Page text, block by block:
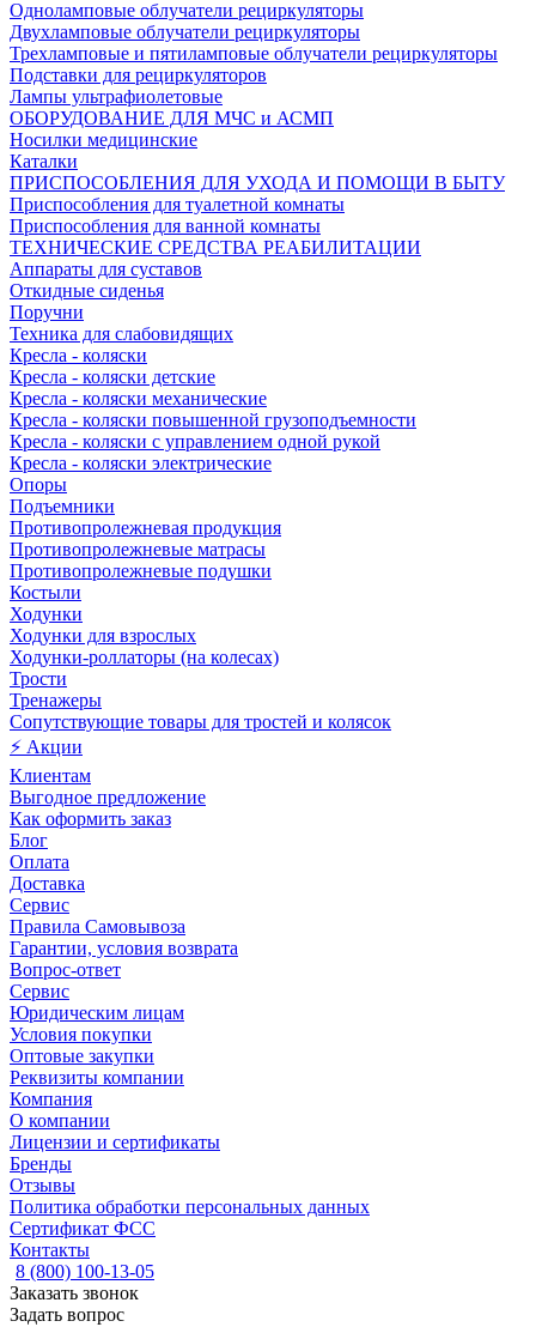
Одноламповые облучатели рециркуляторы
Двухламповые облучатели рециркуляторы
Трехламповые и пятиламповые облучатели рециркуляторы
Подставки для рециркуляторов
Лампы ультрафиолетовые
ОБОРУДОВАНИЕ ДЛЯ МЧС и АСМП
Носилки медицинские
Каталки
ПРИСПОСОБЛЕНИЯ ДЛЯ УХОДА И ПОМОЩИ В БЫТУ
Приспособления для туалетной комнаты
Приспособления для ванной комнаты
ТЕХНИЧЕСКИЕ СРЕДСТВА РЕАБИЛИТАЦИИ
Аппараты для суставов
Откидные сиденья
Поручни
Техника для слабовидящих
Кресла - коляски
Кресла - коляски детские
Кресла - коляски механические
Кресла - коляски повышенной грузоподъемности
Кресла - коляски с управлением одной рукой
Кресла - коляски электрические
Опоры
Подъемники
Противопролежневая продукция
Противопролежневые матрасы
Противопролежневые подушки
Костыли
Ходунки
Ходунки для взрослых
Ходунки-роллаторы (на колесах)
Трости
Тренажеры
Сопутствующие товары для тростей и колясок
⚡ Акции
Клиентам
Выгодное предложение
Как оформить заказ
Блог
Оплата
Доставка
Сервис
Правила Самовывоза
Гарантии, условия возврата
Вопрос-ответ
Сервис
Юридическим лицам
Условия покупки
Оптовые закупки
Реквизиты компании
Компания
О компании
Лицензии и сертификаты
Бренды
Отзывы
Политика обработки персональных данных
Сертификат ФСС
Контакты
8 (800) 100-13-05
Заказать звонок
Задать вопрос